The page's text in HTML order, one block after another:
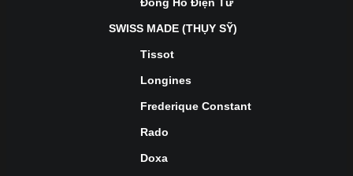
SWISS MADE (THỤY SỸ)
Tissot
Longines
Frederique Constant
Rado
Doxa